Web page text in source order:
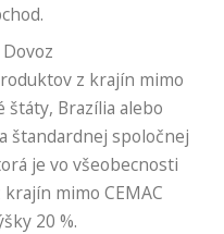
Dovoz
z krajín mimo
štáty, Brazília alebo
štandardnej spoločnej
je vo všeobecnosti
mimo CEMAC
20 %.